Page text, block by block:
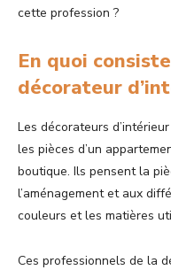
cette profession ?
En quoi
décorateur
Les décorateurs d’intérieur
les pièces d’un
boutique. Ils pensent la
l’aménagement et aux
couleurs et les matières
Ces professionnels de la